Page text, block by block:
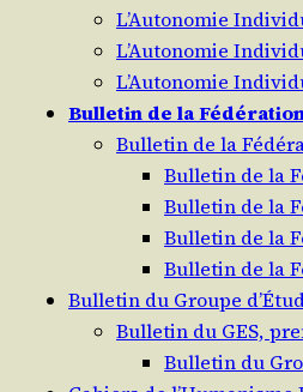
L’Autonomie
L’Autonomie
L’Autonomie
Bulletin de la
Bulletin de la
Bulletin de la
Bulletin de la
Bulletin de la
Bulletin de la
Bulletin du Groupe
Bulletin du GES,
Bulletin du